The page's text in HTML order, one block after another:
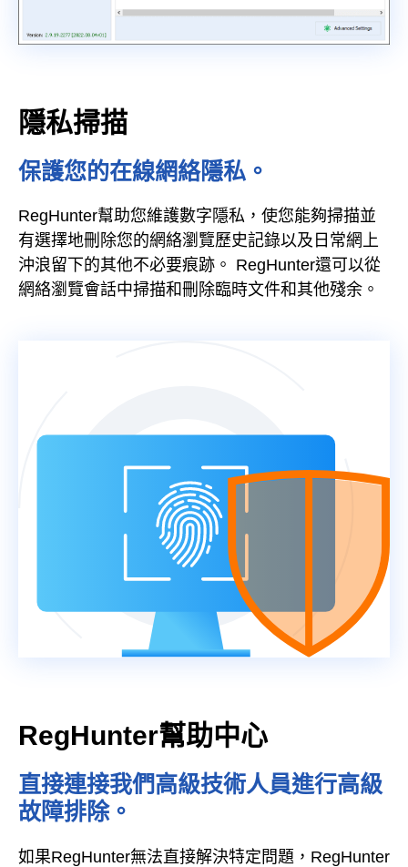
隱私掃描
保護您的在線網絡隱私。
RegHunter幫助您維護數字隱私，使您能夠掃描並
有選擇地刪除您的網絡瀏覽歷史記錄以及日常網上
沖浪留下的其他不必要痕跡。 RegHunter還可以從
網絡瀏覽會話中掃描和刪除臨時文件和其他殘余。
RegHunter幫助中心
直接連接我們高級技術人員進行高級
故障排除。
如果RegHunter無法直接解決特定問題，RegHunter